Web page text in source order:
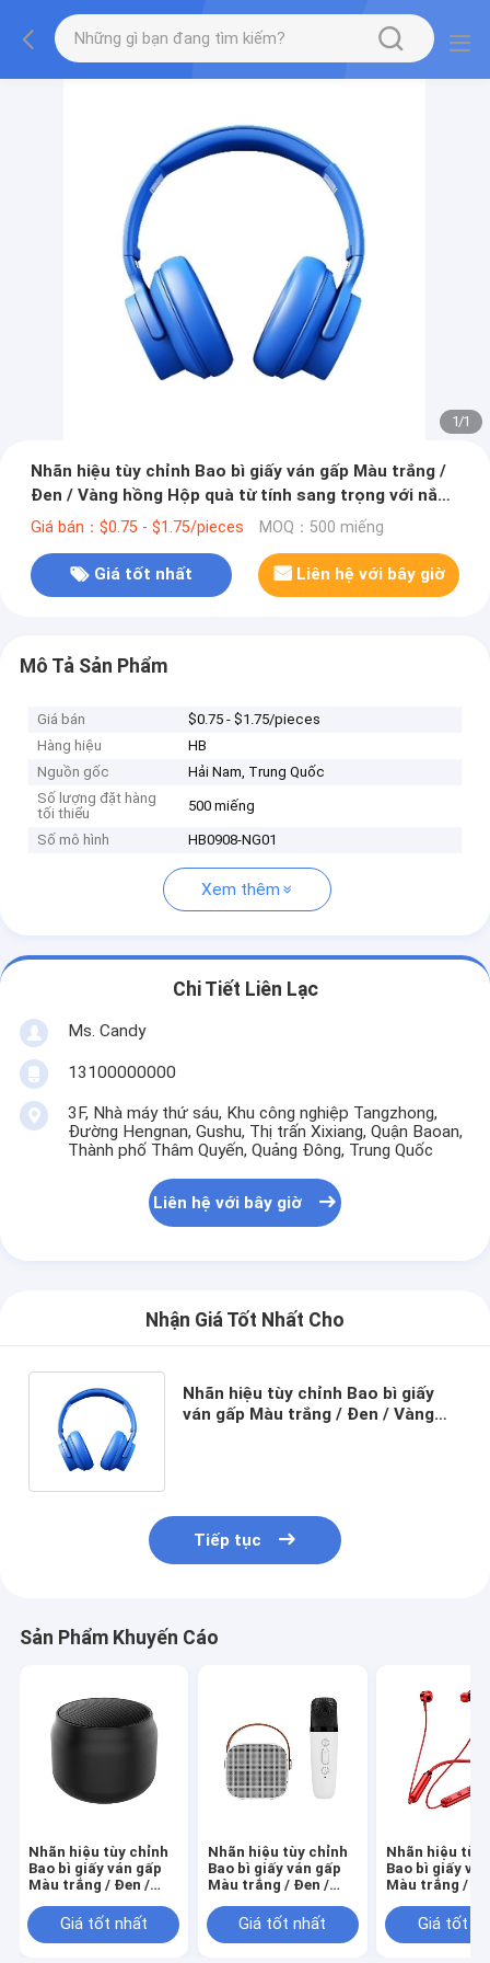
1/1
Nhãn hiệu tùy chỉnh Bao bì giấy ván gấp Màu trắng /
Đen / Vàng hồng Hộp quà từ tính sang trọng với nắp
ruy băng
Giá bán：$0.75 - $1.75/pieces MOQ：500 miếng
Giá tốt nhất Liên hệ với bây giờ
Mô Tả Sản Phẩm
Giá bán
$0.75 - $1.75/pieces
Hàng hiệu
HB
Nguồn gốc
Hải Nam, Trung Quốc
Số lượng đặt hàng
tối thiểu
500 miếng
Số mô hình HB0908-NG01
Xem thêm
Chi Tiết Liên Lạc
Ms. Candy
13100000000
3F, Nhà máy thứ sáu, Khu công nghiệp Tangzhong,
Đường Hengnan, Gushu, Thị trấn Xixiang, Quận Baoan,
Thành phố Thâm Quyến, Quảng Đông, Trung Quốc
Liên hệ với bây giờ
Nhận Giá Tốt Nhất Cho
Nhãn hiệu tùy chỉnh Bao bì giấy
ván gấp Màu trắng / Đen / Vàng
Tiếp tục
Sản Phẩm Khuyến Cáo
Nhãn hiệu tùy chỉnh
Bao bì giấy ván gấp
Màu trắng / Đen /
từ tính sang trọng
với nắp ruy băng
Giá tốt nhất
Nhãn hiệu tùy chỉnh
Bao bì giấy ván gấp
Màu trắng / Đen /
từ tính sang trọng
với nắp ruy băng
Giá tốt nhất
Nhãn hiệu tùy
Bao bì giấy
Màu trắng /
từ tính sang
với nắp ruy
Giá tốt